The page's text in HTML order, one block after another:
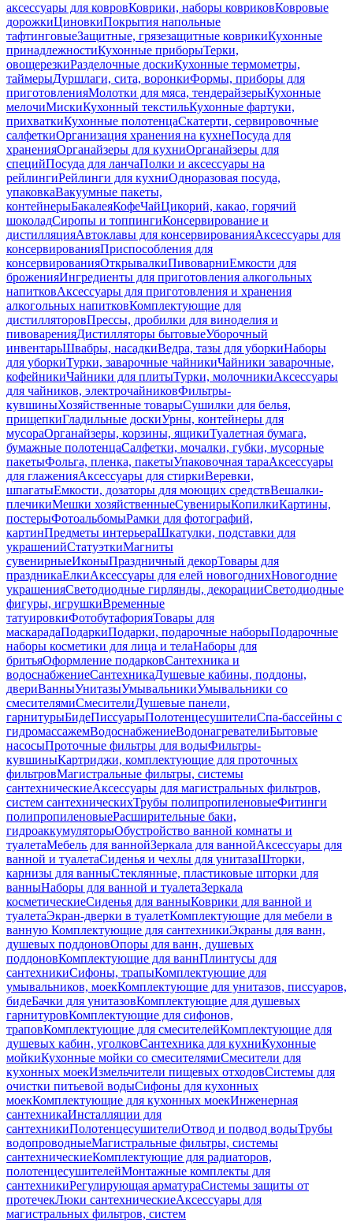
аксессуары для ковровКоврики, наборы ковриковКовровые
дорожкиЦиновкиПокрытия напольные
тафтинговыеЗащитные, грязезащитные коврикиКухонные
принадлежностиКухонные приборыТерки,
овощерезкиРазделочные доскиКухонные термометры,
таймерыДуршлаги, сита, воронкиФормы, приборы для
приготовленияМолотки для мяса, тендерайзерыКухонные
мелочиМискиКухонный текстильКухонные фартуки,
прихваткиКухонные полотенцаСкатерти, сервировочные
салфеткиОрганизация хранения на кухнеПосуда для
храненияОрганайзеры для кухниОрганайзеры для
специйПосуда для ланчаПолки и аксессуары на
рейлингиРейлинги для кухниОдноразовая посуда,
упаковкаВакуумные пакеты,
контейнерыБакалеяКофеЧайЦикорий, какао, горячий
шоколадСиропы и топпингиКонсервирование и
дистилляцияАвтоклавы для консервированияАксессуары для
консервированияПриспособления для
консервированияОткрывалкиПивоварниЕмкости для
броженияИнгредиенты для приготовления алкогольных
напитковАксессуары для приготовления и хранения
алкогольных напитковКомплектующие для
дистилляторовПрессы, дробилки для виноделия и
пивоваренияДистилляторы бытовыеУборочный
инвентарьШвабры, насадкиВедра, тазы для уборкиНаборы
для уборкиТурки, заварочные чайникиЧайники заварочные,
кофейникиЧайники для плитыТурки, молочникиАксессуары
для чайников, электрочайниковФильтры-
кувшиныХозяйственные товарыСушилки для белья,
прищепкиГладильные доскиУрны, контейнеры для
мусораОрганайзеры, корзины, ящикиТуалетная бумага,
бумажные полотенцаСалфетки, мочалки, губки, мусорные
пакетыФольга, пленка, пакетыУпаковочная тараАксессуары
для глаженияАксессуары для стиркиВеревки,
шпагатыЕмкости, дозаторы для моющих средствВешалки-
плечикиМешки хозяйственныеСувенирыКопилкиКартины,
постерыФотоальбомыРамки для фотографий,
картинПредметы интерьераШкатулки, подставки для
украшенийСтатуэткиМагниты
сувенирныеИконыПраздничный декорТовары для
праздникаЕлкиАксессуары для елей новогоднихНовогодние
украшенияСветодиодные гирлянды, декорацииСветодиодные
фигуры, игрушкиВременные
татуировкиФотобутафорияТовары для
маскарадаПодаркиПодарки, подарочные наборыПодарочные
наборы косметики для лица и телаНаборы для
бритьяОформление подарковСантехника и
водоснабжениеСантехникаДушевые кабины, поддоны,
двериВанныУнитазыУмывальникиУмывальники со
смесителямиСмесителиДушевые панели,
гарнитурыБидеПиссуарыПолотенцесушителиСпа-бассейны с
гидромассажемВодоснабжениеВодонагревателиБытовые
насосыПроточные фильтры для водыФильтры-
кувшиныКартриджи, комплектующие для проточных
фильтровМагистральные фильтры, системы
сантехническиеАксессуары для магистральных фильтров,
систем сантехническихТрубы полипропиленовыеФитинги
полипропиленовыеРасширительные баки,
гидроаккумуляторыОбустройство ванной комнаты и
туалетаМебель для ваннойЗеркала для ваннойАксессуары для
ванной и туалетаСиденья и чехлы для унитазаШторки,
карнизы для ванныСтеклянные, пластиковые шторки для
ванныНаборы для ванной и туалетаЗеркала
косметическиеСиденья для ванныКоврики для ванной и
туалетаЭкран-дверки в туалетКомплектующие для мебели в
ванную Комплектующие для сантехникиЭкраны для ванн,
душевых поддоновОпоры для ванн, душевых
поддоновКомплектующие для ваннПлинтусы для
сантехникиСифоны, трапыКомплектующие для
умывальников, моекКомплектующие для унитазов, писсуаров,
бидеБачки для унитазовКомплектующие для душевых
гарнитуровКомплектующие для сифонов,
траповКомплектующие для смесителейКомплектующие для
душевых кабин, уголковСантехника для кухниКухонные
мойкиКухонные мойки со смесителямиСмесители для
кухонных моекИзмельчители пищевых отходовСистемы для
очистки питьевой водыСифоны для кухонных
моекКомплектующие для кухонных моекИнженерная
сантехникаИнсталляции для
сантехникиПолотенцесушителиОтвод и подвод водыТрубы
водопроводныеМагистральные фильтры, системы
сантехническиеКомплектующие для радиаторов,
полотенцесушителейМонтажные комплекты для
сантехникиРегулирующая арматураСистемы защиты от
протечекЛюки сантехническиеАксессуары для
магистральных фильтров, систем